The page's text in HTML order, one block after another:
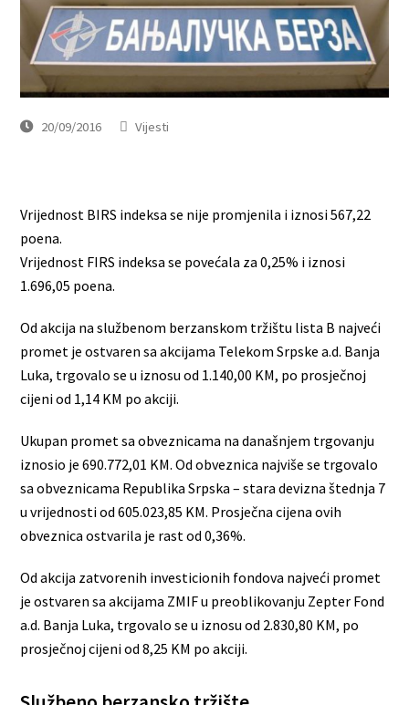
20/09/2016 Vijesti
Vrijednost BIRS indeksa se nije promjenila i iznosi 567,22
poena.
Vrijednost FIRS indeksa se povećala za 0,25% i iznosi
1.696,05 poena.
Od akcija na službenom berzanskom tržištu lista B najveći
promet je ostvaren sa akcijama Telekom Srpske a.d. Banja
Luka, trgovalo se u iznosu od 1.140,00 KM, po prosječnoj
cijeni od 1,14 KM po akciji.
Ukupan promet sa obveznicama na današnjem trgovanju
iznosio je 690.772,01 KM. Od obveznica najviše se trgovalo
sa obveznicama Republika Srpska – stara devizna štednja 7
u vrijednosti od 605.023,85 KM. Prosječna cijena ovih
obveznica ostvarila je rast od 0,36%.
Od akcija zatvorenih investicionih fondova najveći promet
je ostvaren sa akcijama ZMIF u preoblikovanju Zepter Fond
a.d. Banja Luka, trgovalo se u iznosu od 2.830,80 KM, po
prosječnoj cijeni od 8,25 KM po akciji.